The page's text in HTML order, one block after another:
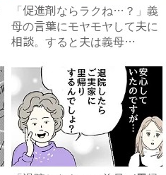
「促進剤ならラクね…？」義
母の言葉にモヤモヤして夫に
相談。すると夫は義母